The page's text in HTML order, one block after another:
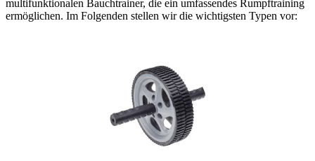
multifunktionalen Bauchtrainer, die ein umfassendes Rumpftraining
ermöglichen. Im Folgenden stellen wir die wichtigsten Typen vor: